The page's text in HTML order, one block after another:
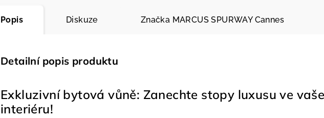
Popis Diskuze Značka MARCUS SPURWAY Cannes
Detailní popis produktu
Exkluzivní bytová vůně: Zanechte stopy luxusu ve
interiéru!